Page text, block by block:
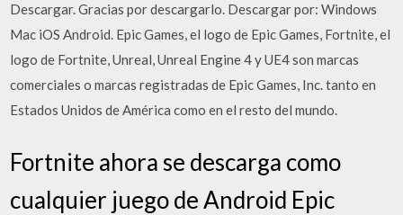
Descargar. Gracias por descargarlo. Descargar por: Windows
Mac iOS Android. Epic Games, el logo de Epic Games, Fortnite, el
logo de Fortnite, Unreal, Unreal Engine 4 y UE4 son marcas
comerciales o marcas registradas de Epic Games, Inc. tanto en
Estados Unidos de América como en el resto del mundo.
Fortnite ahora se descarga como
cualquier juego de Android Epic